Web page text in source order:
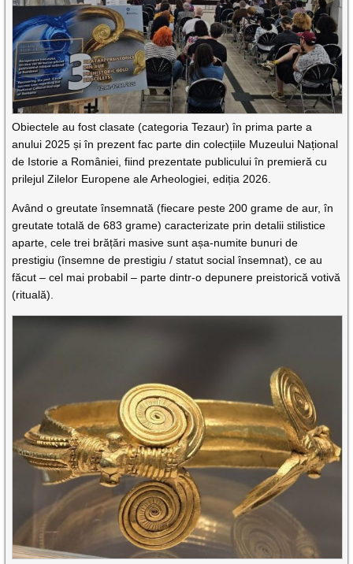
Obiectele au fost clasate (categoria Tezaur) în prima parte a
anului 2025 și în prezent fac parte din colecțiile Muzeului Național
de Istorie a României, fiind prezentate publicului în premieră cu
prilejul Zilelor Europene ale Arheologiei, ediția 2026.
Având o greutate însemnată (fiecare peste 200 grame de aur, în
greutate totală de 683 grame) caracterizate prin detalii stilistice
aparte, cele trei brățări masive sunt așa-numite bunuri de
prestigiu (însemne de prestigiu / statut social însemnat), ce au
făcut – cel mai probabil – parte dintr-o depunere preistorică votivă
(rituală).